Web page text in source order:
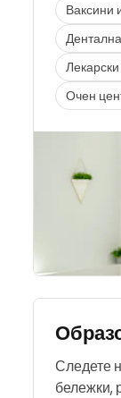
Ваксини
Очен
Следете
бележки,